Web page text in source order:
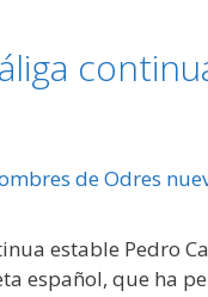
estable Pedro
español, que ha